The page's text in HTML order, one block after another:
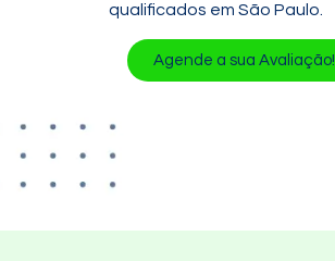
qualificados em São Paulo.
Agende a sua Avaliação!